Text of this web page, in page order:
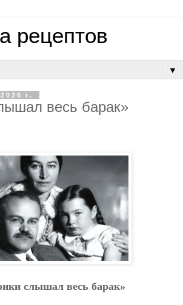
рецептов
▼
г.
вecь бapaк»
cлышaл вecь бapaк»